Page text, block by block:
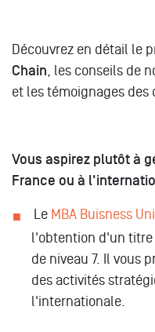
Découvrez en détail le
Chain, les conseils de
et les témoignages des
Vous aspirez plutôt à
France ou à
Le MBA Buisness
l'obtention d'un titre
de niveau 7. Il vous
des activités
l'internationale.